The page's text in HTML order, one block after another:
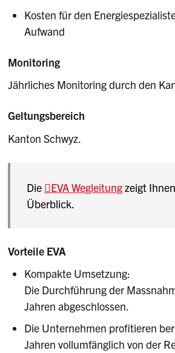
Kosten für den
Aufwand
Monitoring
Jährliches Monitoring durch den
Geltungsbereich
Kanton Schwyz.
Die EVA Wegleitungzeigt
Überblick.
Vorteile EVA
Kompakte Umsetzung:
Die Durchführung der
Jahren abgeschlossen.
Die Unternehmen profitieren
Jahren vollumfänglich von der